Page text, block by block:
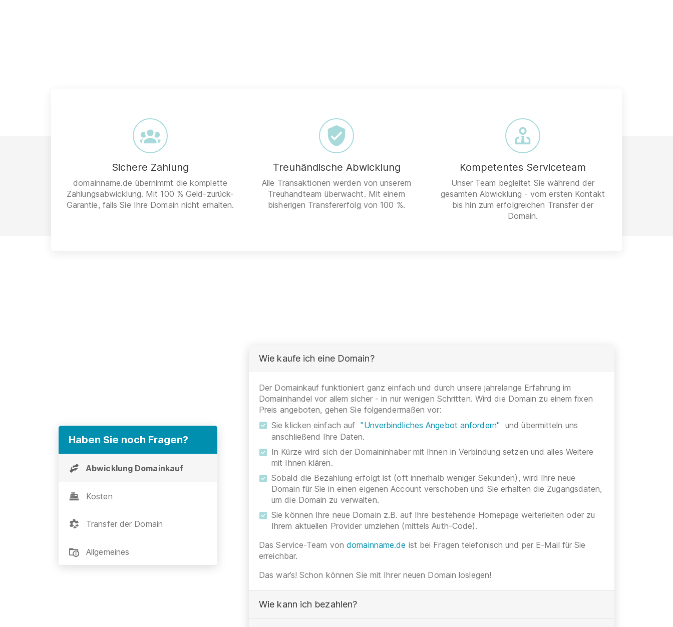
Sichere Zahlung
domainname.de übernimmt die komplette
Zahlungsabwicklung. Mit 100 % Geld-zurück-
Garantie, falls Sie Ihre Domain nicht erhalten.
Treuhändische Abwicklung
Alle Transaktionen werden von unserem
Treuhandteam überwacht. Mit einem
bisherigen Transfererfolg von 100 %.
Kompetentes Serviceteam
Unser Team begleitet Sie während der
gesamten Abwicklung - vom ersten Kontakt
bis hin zum erfolgreichen Transfer der
Domain.
Haben Sie noch Fragen?
Abwicklung Domainkauf
Kosten
Transfer der Domain
Allgemeines
Wie kaufe ich eine Domain?
Der Domainkauf funktioniert ganz einfach und durch unsere jahrelange Erfahrung im
Domainhandel vor allem sicher - in nur wenigen Schritten. Wird die Domain zu einem fixen
Preis angeboten, gehen Sie folgendermaßen vor:
Sie klicken einfach auf "Unverbindliches Angebot anfordern" und übermitteln uns
anschließend Ihre Daten.
In Kürze wird sich der Domaininhaber mit Ihnen in Verbindung setzen und alles Weitere
mit Ihnen klären.
Sobald die Bezahlung erfolgt ist (oft innerhalb weniger Sekunden), wird Ihre neue
Domain für Sie in einen eigenen Account verschoben und Sie erhalten die Zugangsdaten,
um die Domain zu verwalten.
Sie können Ihre neue Domain z.B. auf Ihre bestehende Homepage weiterleiten oder zu
Ihrem aktuellen Provider umziehen (mittels Auth-Code).
Das Service-Team vondomainname.de ist bei Fragen telefonisch und per E-Mail für Sie
erreichbar.
Das war’s! Schon können Sie mit Ihrer neuen Domain loslegen!
Wie kann ich bezahlen?